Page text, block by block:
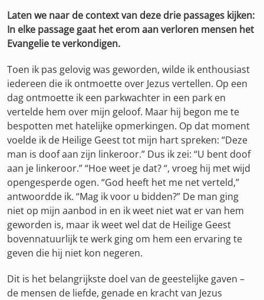
Laten we naar de context van deze drie passages kijken:
In elke passage gaat het erom aan verloren mensen het
Evangelie te verkondigen.
Toen ik pas gelovig was geworden, wilde ik enthousiast
iedereen die ik ontmoette over Jezus vertellen. Op een
dag ontmoette ik een parkwachter in een park en
vertelde hem over mijn geloof. Maar hij begon me te
bespotten met hatelijke opmerkingen. Op dat moment
voelde ik de Heilige Geest tot mijn hart spreken: “Deze
man is doof aan zijn linkeroor.” Dus ik zei: “U bent doof
aan je linkeroor.” “Hoe weet je dat? “, vroeg hij met wijd
opengesperde ogen. “God heeft het me net verteld,”
antwoordde ik. “Mag ik voor u bidden?” De man ging
niet op mijn aanbod in en ik weet niet wat er van hem
geworden is, maar ik weet wel dat de Heilige Geest
bovennatuurlijk te werk ging om hem een ervaring te
geven die hij niet kon negeren.
Dit is het belangrijkste doel van de geestelijke gaven –
de mensen de liefde, genade en kracht van Jezus